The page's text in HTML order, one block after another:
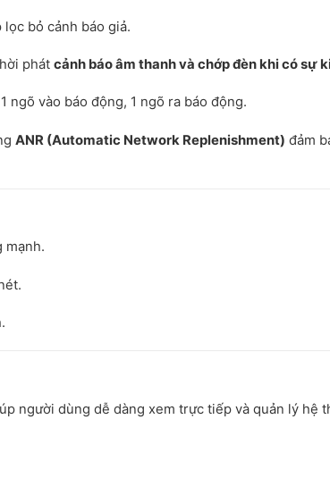
lọc bỏ cảnh báo giả.
phátcảnh báo âm thanh và chớp đèn khi có sự
ngõ vào báo động, 1 ngõ ra báo động.
ANR (Automatic Network Replenishment) đảm
mạnh.
người dùng dễ dàng xem trực tiếp và quản lý hệ